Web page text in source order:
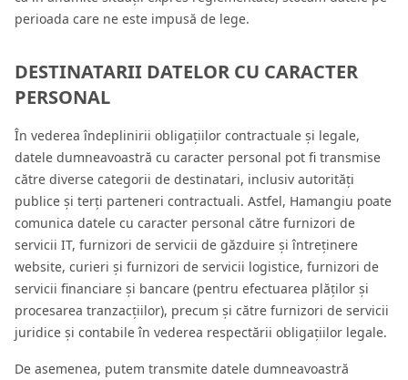
perioada care ne este impusă de lege.
DESTINATARII DATELOR CU CARACTER
PERSONAL
În vederea îndeplinirii obligațiilor contractuale și legale,
datele dumneavoastră cu caracter personal pot fi transmise
către diverse categorii de destinatari, inclusiv autorități
publice și terți parteneri contractuali. Astfel, Hamangiu poate
comunica datele cu caracter personal către furnizori de
servicii IT, furnizori de servicii de găzduire și întreținere
website, curieri și furnizori de servicii logistice, furnizori de
servicii financiare și bancare (pentru efectuarea plăților și
procesarea tranzacțiilor), precum și către furnizori de servicii
juridice și contabile în vederea respectării obligațiilor legale.
De asemenea, putem transmite datele dumneavoastră